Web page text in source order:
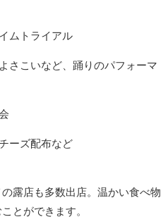
ムトライアル
さこいなど、踊りのパフォーマ
ーズ配布など
露店も多数出店。温かい食べ物
とができます。